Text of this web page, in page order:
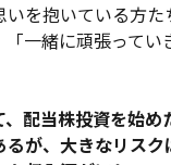
を抱いている方
一緒に頑張ってい
配当株投資を始め
が、大きなリスク